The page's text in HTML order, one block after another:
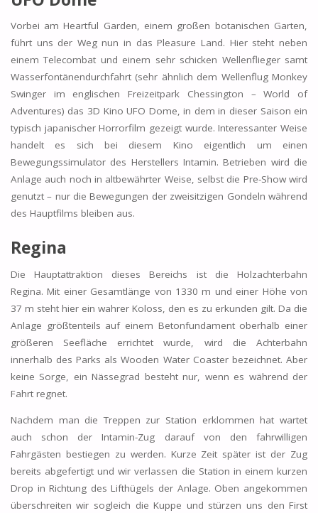
Vorbei am Heartful Garden, einem großen botanischen Garten,
führt uns der Weg nun in das Pleasure Land. Hier steht neben
einem Telecombat und einem sehr schicken Wellenflieger samt
Wasserfontänendurchfahrt (sehr ähnlich dem Wellenflug Monkey
Swinger im englischen Freizeitpark Chessington – World of
Adventures) das 3D Kino UFO Dome, in dem in dieser Saison ein
typisch japanischer Horrorfilm gezeigt wurde. Interessanter Weise
handelt es sich bei diesem Kino eigentlich um einen
Bewegungssimulator des Herstellers Intamin. Betrieben wird die
Anlage auch noch in altbewährter Weise, selbst die Pre-Show wird
genutzt – nur die Bewegungen der zweisitzigen Gondeln während
des Hauptfilms bleiben aus.
Regina
Die Hauptattraktion dieses Bereichs ist die Holzachterbahn
Regina. Mit einer Gesamtlänge von 1330 m und einer Höhe von
37 m steht hier ein wahrer Koloss, den es zu erkunden gilt. Da die
Anlage größtenteils auf einem Betonfundament oberhalb einer
größeren Seefläche errichtet wurde, wird die Achterbahn
innerhalb des Parks als Wooden Water Coaster bezeichnet. Aber
keine Sorge, ein Nässegrad besteht nur, wenn es während der
Fahrt regnet.
Nachdem man die Treppen zur Station erklommen hat wartet
auch schon der Intamin-Zug darauf von den fahrwilligen
Fahrgästen bestiegen zu werden. Kurze Zeit später ist der Zug
bereits abgefertigt und wir verlassen die Station in einem kurzen
Drop in Richtung des Lifthügels der Anlage. Oben angekommen
überschreiten wir sogleich die Kuppe und stürzen uns den First